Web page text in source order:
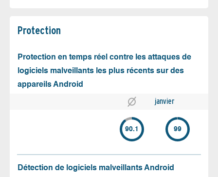
Protection
Protection en temps réel contre les attaques de
logiciels malveillants les plus récents sur des
appareils Android
janvier
90.1 99
Détection de logiciels malveillants Android